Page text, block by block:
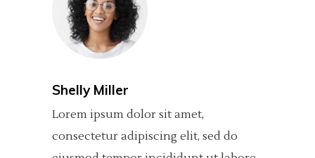
Shelly Miller
Lorem ipsum dolor sit amet,
consectetur adipiscing elit, sed do